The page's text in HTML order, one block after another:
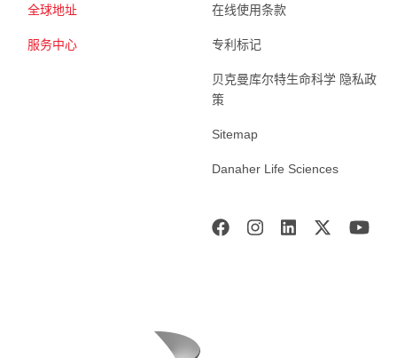
全球地址
服务中心
在线使用条款
专利标记
贝克曼库尔特生命科学 隐私政
策
Sitemap
Danaher Life Sciences